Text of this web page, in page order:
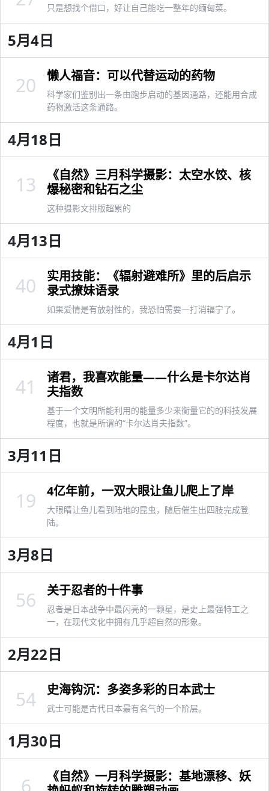
只是想找个借口，好让自己能吃一整年的缅甸菜。
5月4日
懒人福音：可以代替运动的药物
科学家们鉴别出一条由跑步启动的基因通路，还能用合成
药物激活这条通路。
20
4月18日
《自然》三月科学摄影：太空水饺、核
爆秘密和钻石之尘
这种摄影文排版超累的
13
4月13日
实用技能：《辐射避难所》里的后启示
录式撩妹语录
如果爱情是有放射性的，我恐怕需要一打消辐宁了。
40
4月1日
诸君，我喜欢能量——什么是卡尔达肖
夫指数
基于一个文明所能利用的能量多少来衡量它的的科技发展
程度，也就是所谓的“卡尔达肖夫指数”。
41
3月11日
4亿年前，一双大眼让鱼儿爬上了岸
大眼睛让鱼儿看到陆地的昆虫，随后催生出四肢完成登
陆。
19
3月8日
关于忍者的十件事
忍者是日本战争中最闪亮的一颗星，是史上最强特工之
一，在现代文化中拥有几乎超自然的形象。
56
2月22日
史海钩沉：多姿多彩的日本武士
武士可能是古代日本最有名气的一个阶层。
54
1月30日
《自然》一月科学摄影：基地漂移、妖
6